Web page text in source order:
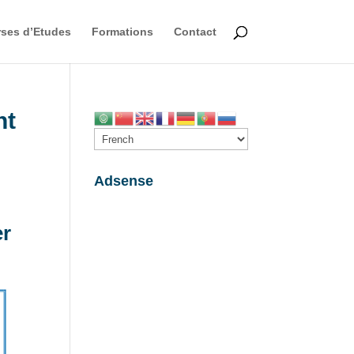
d’Etudes Formations Contact
Adsense